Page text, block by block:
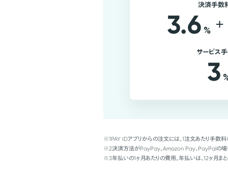
決済手数
3.6 % +
サービス
3
※1PAY IDアプリからの注文には、1注文あたり手数
※2決済方法がPayPay、Amazon Pay、PayPalの場
※3年払いの1ヶ月あたりの費用。年払いは、12ヶ月ま